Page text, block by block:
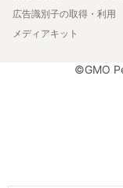
広告識別子の取得・利用
メディアキット
©GMO